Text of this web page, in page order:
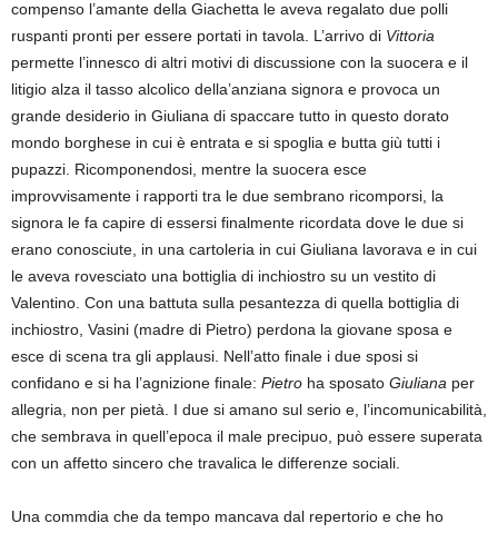
compenso l’amante della Giachetta le aveva regalato due polli
ruspanti pronti per essere portati in tavola. L’arrivo di Vittoria
permette l’innesco di altri motivi di discussione con la suocera e il
litigio alza il tasso alcolico della’anziana signora e provoca un
grande desiderio in Giuliana di spaccare tutto in questo dorato
mondo borghese in cui è entrata e si spoglia e butta giù tutti i
pupazzi. Ricomponendosi, mentre la suocera esce
improvvisamente i rapporti tra le due sembrano ricomporsi, la
signora le fa capire di essersi finalmente ricordata dove le due si
erano conosciute, in una cartoleria in cui Giuliana lavorava e in cui
le aveva rovesciato una bottiglia di inchiostro su un vestito di
Valentino. Con una battuta sulla pesantezza di quella bottiglia di
inchiostro, Vasini (madre di Pietro) perdona la giovane sposa e
esce di scena tra gli applausi. Nell’atto finale i due sposi si
confidano e si ha l’agnizione finale: Pietro ha sposato Giuliana per
allegria, non per pietà. I due si amano sul serio e, l’incomunicabilità,
che sembrava in quell’epoca il male precipuo, può essere superata
con un affetto sincero che travalica le differenze sociali.
Una commdia che da tempo mancava dal repertorio e che ho